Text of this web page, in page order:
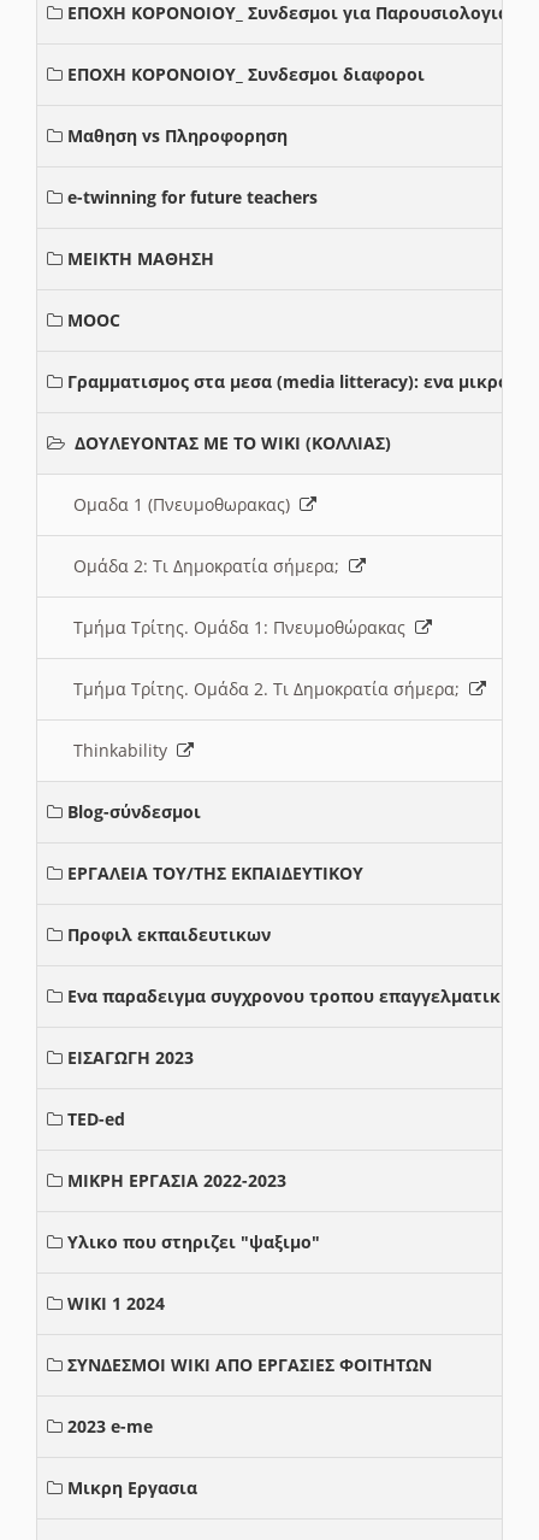
ΕΠΟΧΗ ΚΟΡΟΝΟΙΟΥ_ Συνδεσμοι για Παρουσιολογια
ΕΠΟΧΗ ΚΟΡΟΝΟΙΟΥ_ Συνδεσμοι διαφοροι
Μαθηση vs Πληροφορηση
e-twinning for future teachers
ΜΕΙΚΤΗ ΜΑΘΗΣΗ
MOOC
Γραμματισμος στα μεσα (media litteracy): ενα μικρο
ΔΟΥΛΕΥΟΝΤΑΣ ΜΕ ΤΟ WIKI (ΚΟΛΛΙΑΣ)
Ομαδα 1 (Πνευμοθωρακας)
Ομάδα 2: Τι Δημοκρατία σήμερα;
Τμήμα Τρίτης. Ομάδα 1: Πνευμοθώρακας
Τμήμα Τρίτης. Ομάδα 2. Τι Δημοκρατία σήμερα;
Thinkability
Blog-σύνδεσμοι
ΕΡΓΑΛΕΙΑ ΤΟΥ/ΤΗΣ ΕΚΠΑΙΔΕΥΤΙΚΟΥ
Προφιλ εκπαιδευτικων
Ενα παραδειγμα συγχρονου τροπου επαγγελματικης
ΕΙΣΑΓΩΓΗ 2023
TED-ed
ΜΙΚΡΗ ΕΡΓΑΣΙΑ 2022-2023
Υλικο που στηριζει "ψαξιμο"
WIKI 1 2024
ΣΥΝΔΕΣΜΟΙ WIKI ΑΠΟ ΕΡΓΑΣΙΕΣ ΦΟΙΤΗΤΩΝ
2023 e-me
Μικρη Εργασια